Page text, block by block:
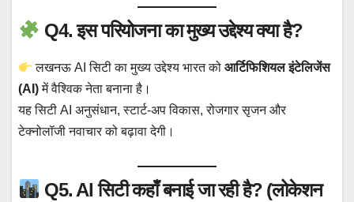
Q4. इस परियोजना का मुख्य उद्देश्य क्या है?
लखनऊ AI सिटी का मुख्य उद्देश्य भारत कोआर्टिफिशियल इंटेलिजेंस
(AI)में वैश्विक नेता बनाना है।
यह सिटी AI अनुसंधान, स्टार्ट-अप विकास, रोजगार सृजन और
टेक्नोलॉजी नवाचार को बढ़ावा देगी।
Q5. AI सिटी कहाँ बनाई जा रही है? (लोकेशन